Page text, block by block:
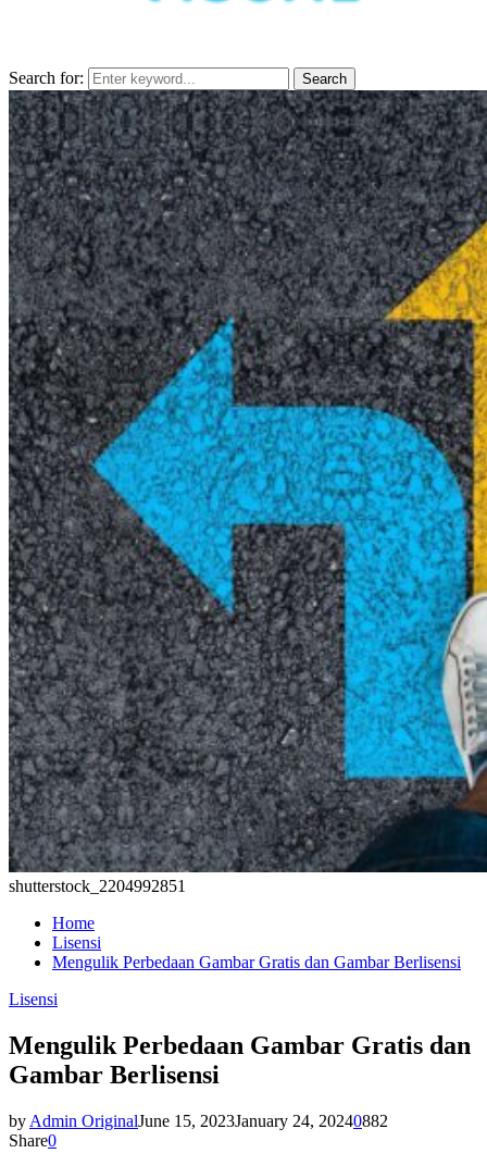
Search for: Search
shutterstock_2204992851
Home
Lisensi
Mengulik Perbedaan Gambar Gratis dan Gambar Berlisensi
Lisensi
Mengulik Perbedaan Gambar Gratis dan
Gambar Berlisensi
by Admin OriginalJune 15, 2023January 24, 20240882
Share0